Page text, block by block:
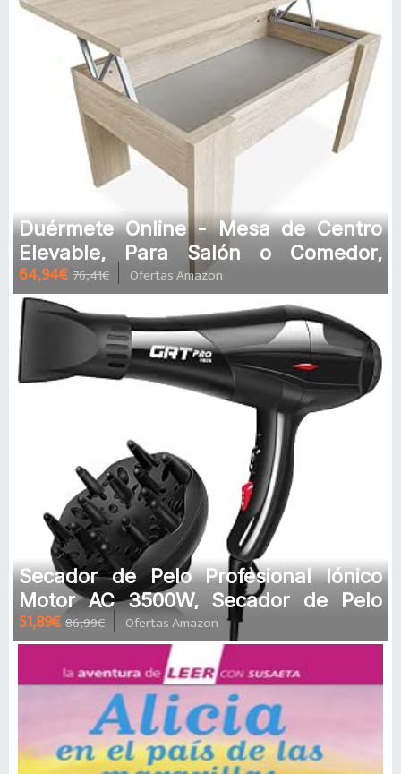
Duérmete Online - Mesa de Centro
Elevable, Para Salón o Comedor,
Madera, Acabado en Color Cambria,
64,94€ 76,41€ Ofertas Amazon
Secador de Pelo Profesional Iónico
Motor AC 3500W, Secador de Pelo
Viaje Cerámica Luz Azul con Dif
51,89€ 86,99€ Ofertas Amazon